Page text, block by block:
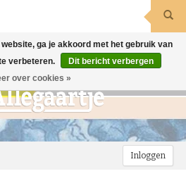
Inloggen
ga je akkoord met het gebruik van
verbeteren.
Dit bericht verbergen
over cookies »